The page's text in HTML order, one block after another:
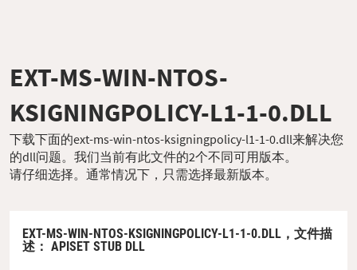
EXT-MS-WIN-NTOS-
KSIGNINGPOLICY-L1-1-0.DLL
下载下面的ext-ms-win-ntos-ksigningpolicy-l1-1-0.dll来解决您
的dll问题。我们当前有此文件的2个不同可用版本。
请仔细选择。通常情况下，只需选择最新版本。
EXT-MS-WIN-NTOS-KSIGNINGPOLICY-L1-1-0.DLL， 文件描
述 ： APISET STUB DLL